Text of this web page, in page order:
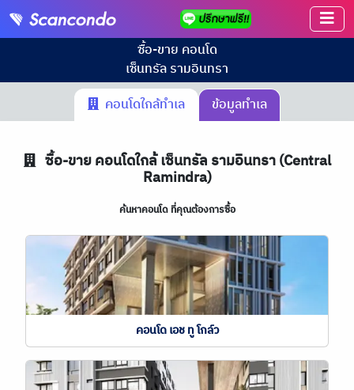
ซื้อ-ขาย คอนโด
เซ็นทรัล รามอินทรา
คอนโดใกล้ทำเล
ข้อมูลทำเล
ซื้อ-ขาย คอนโดใกล้ เซ็นทรัล รามอินทรา (Central
Ramindra)
ค้นหาคอนโด ที่คุณต้องการซื้อ
คอนโด เอช ทู โกล์ว